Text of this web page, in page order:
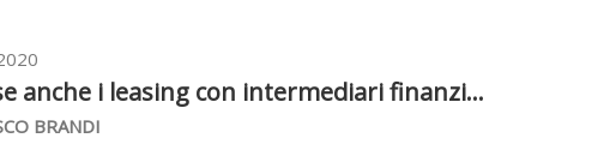
anche i leasing con intermediari finanzi...
BRANDI